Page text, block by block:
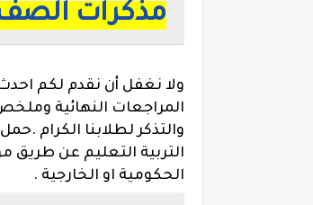
مذكرات الصف
ولا نغفل أن نقدم لكم
المراجعات النهائية
والتذكر لطلابنا الكرام
التربية التعليم عن طريق
الحكومية او الخارجية .